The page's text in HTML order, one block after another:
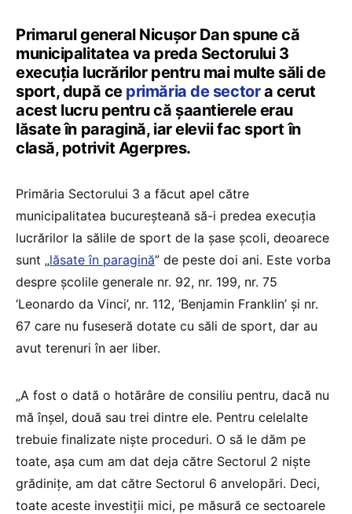
Primarul general Nicușor Dan spune că
municipalitatea va preda Sectorului 3
execuţia lucrărilor pentru mai multe săli de
sport, după ceprimăria de sectora cerut
acest lucru pentru că șaantierele erau
lăsate în paragină, iar elevii fac sport în
clasă, potrivit Agerpres.
Primăria Sectorului 3 a făcut apel către
municipalitatea bucureşteană să-i predea execuţia
lucrărilor la sălile de sport de la şase şcoli, deoarece
sunt „lăsate în paragină” de peste doi ani. Este vorba
despre școlile generale nr. 92, nr. 199, nr. 75
‘Leonardo da Vinci’, nr. 112, ‘Benjamin Franklin’ şi nr.
67 care nu fuseseră dotate cu săli de sport, dar au
avut terenuri în aer liber.
„A fost o dată o hotărâre de consiliu pentru, dacă nu
mă înşel, două sau trei dintre ele. Pentru celelalte
trebuie finalizate nişte proceduri. O să le dăm pe
toate, aşa cum am dat deja către Sectorul 2 nişte
grădiniţe, am dat către Sectorul 6 anvelopări. Deci,
toate aceste investiţii mici, pe măsură ce sectoarele